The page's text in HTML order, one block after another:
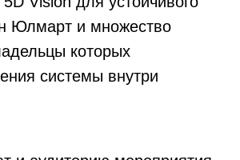
Юлмарт и множество
которых
системы внутри